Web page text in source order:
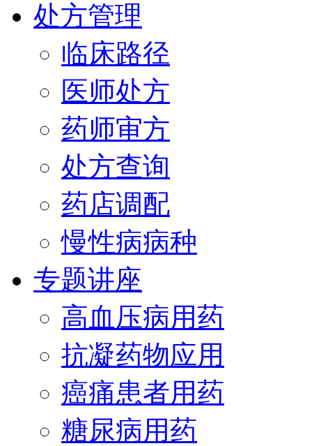
处方管理
临床路径
医师处方
药师审方
处方查询
药店调配
慢性病病种
专题讲座
高血压病用药
抗凝药物应用
癌痛患者用药
糖尿病用药